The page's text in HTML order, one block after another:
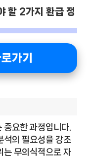
할 2가지 환급 정
가기
요한 과정입니다.
석의 필요성을 강조
는 무의식적으로 자